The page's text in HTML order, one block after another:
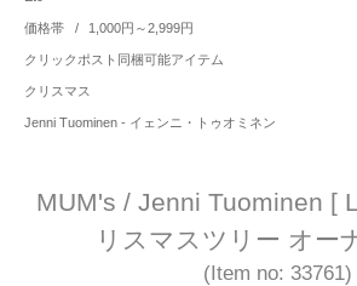
価格帯 / 1,000円～2,999円
クリックポスト同梱可能アイテム
クリスマス
Jenni Tuominen - イェンニ・トゥオミネン
MUM's / Jenni Tuominen [
リスマスツリー オー
(Item no: 33761)